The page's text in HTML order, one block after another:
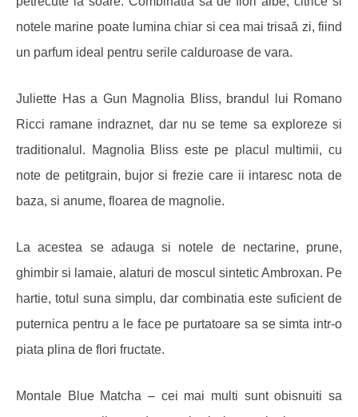
notele marine poate lumina chiar si cea mai trisaă zi, fiind
un parfum ideal pentru serile calduroase de vara.
Juliette Has a Gun Magnolia Bliss, brandul lui Romano
Ricci ramane indraznet, dar nu se teme sa exploreze si
traditionalul.
Magnolia Bliss este pe placul multimii, cu
note de petitgrain, bujor si frezie care ii intaresc nota de
baza, si anume, floarea de magnolie.
La acestea se adauga si notele de nectarine, prune,
ghimbir si lamaie, alaturi de moscul sintetic Ambroxan. Pe
hartie, totul suna simplu, dar combinatia este suficient de
puternica pentru a le face pe purtatoare sa se simta intr-o
piata plina de flori fructate.
Montale Blue Matcha – cei mai multi sunt obisnuiti sa